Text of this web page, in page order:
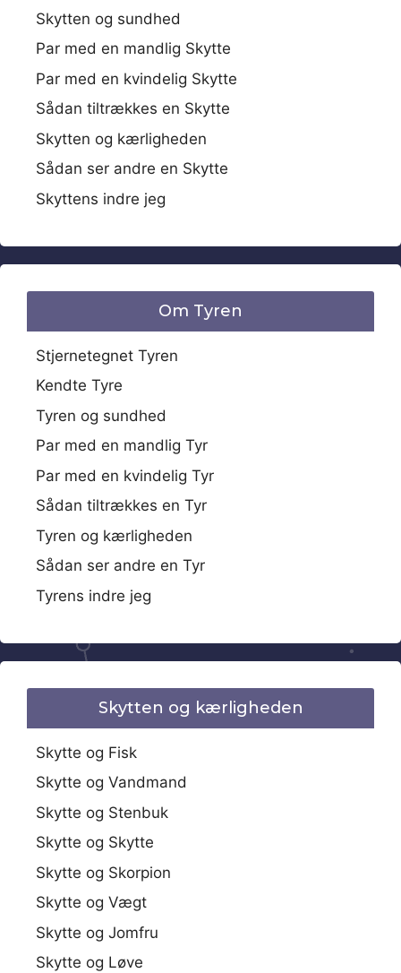
Skytten og sundhed
Par med en mandlig Skytte
Par med en kvindelig Skytte
Sådan tiltrækkes en Skytte
Skytten og kærligheden
Sådan ser andre en Skytte
Skyttens indre jeg
Om Tyren
Stjernetegnet Tyren
Kendte Tyre
Tyren og sundhed
Par med en mandlig Tyr
Par med en kvindelig Tyr
Sådan tiltrækkes en Tyr
Tyren og kærligheden
Sådan ser andre en Tyr
Tyrens indre jeg
Skytten og kærligheden
Skytte og Fisk
Skytte og Vandmand
Skytte og Stenbuk
Skytte og Skytte
Skytte og Skorpion
Skytte og Vægt
Skytte og Jomfru
Skytte og Løve